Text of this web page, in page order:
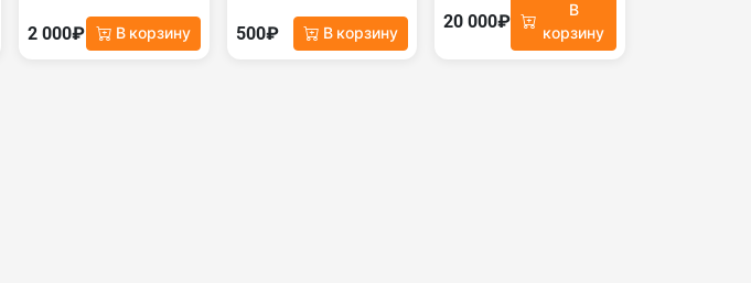
2 000₽ В корзину 500₽ В корзину
20 000₽
В
корзину